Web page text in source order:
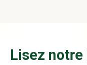
Lisez notre